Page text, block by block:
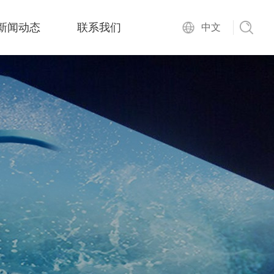
闻动态 联系我们 中文